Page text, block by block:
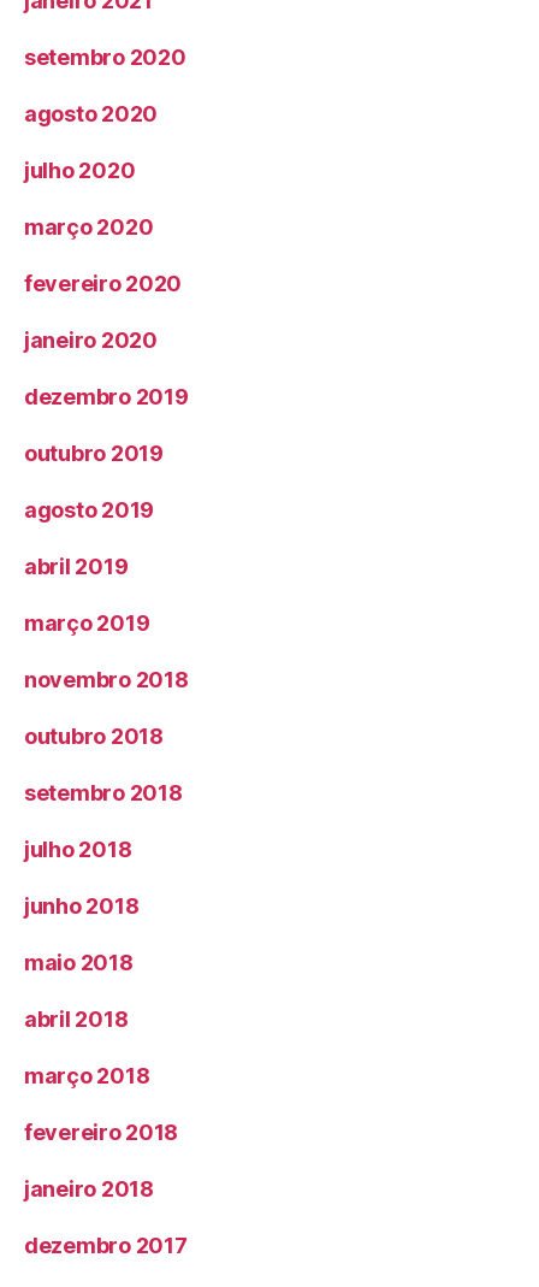
setembro 2020
agosto 2020
julho 2020
março 2020
fevereiro 2020
janeiro 2020
dezembro 2019
outubro 2019
agosto 2019
abril 2019
março 2019
novembro 2018
outubro 2018
setembro 2018
julho 2018
junho 2018
maio 2018
abril 2018
março 2018
fevereiro 2018
janeiro 2018
dezembro 2017